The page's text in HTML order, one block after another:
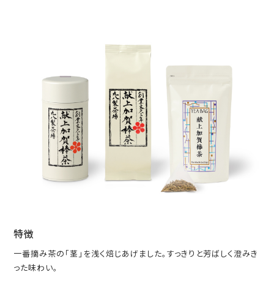
特徴
一番摘み茶の「茎」を浅く焙じあげました。すっきりと芳ばしく澄みき
った味わい。